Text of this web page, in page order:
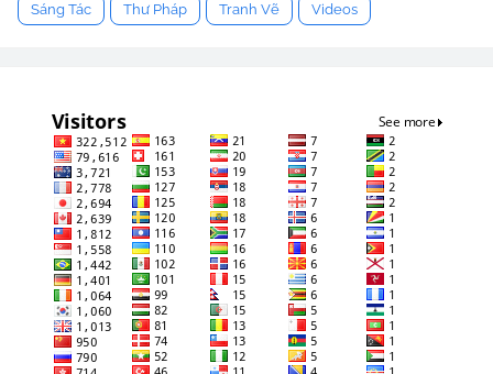
Sáng Tác Thư Pháp Tranh Vẽ Videos